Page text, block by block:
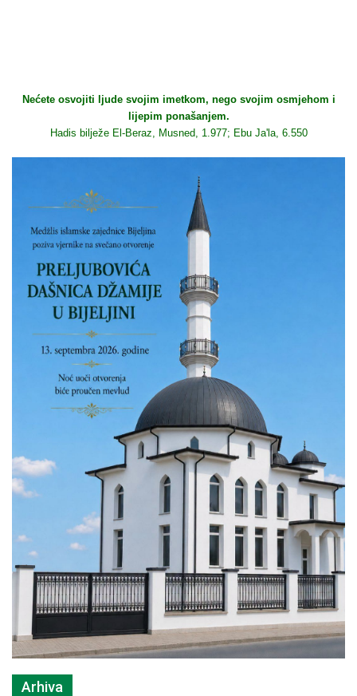
Nećete osvojiti ljude svojim imetkom, nego svojim osmjehom i
lijepim ponašanjem.
Hadis bilježe El-Beraz, Musned, 1.977; Ebu Ja'la, 6.550
Arhiva